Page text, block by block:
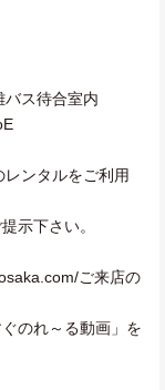
ス待合室内
ンタルをご利用
示下さい。
ご来店の
のれ～る動画」を